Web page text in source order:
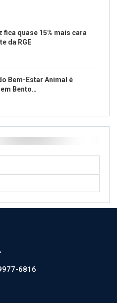
fica quase 15% mais cara
da RGE
Bem-Estar Animal é
Bento…
6816